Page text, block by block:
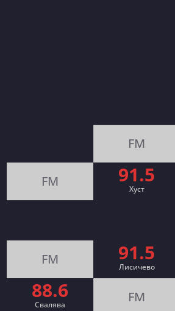
FM
FM 91.5
Хуст
FM 91.5
Лисичево
88.6
Свалява FM